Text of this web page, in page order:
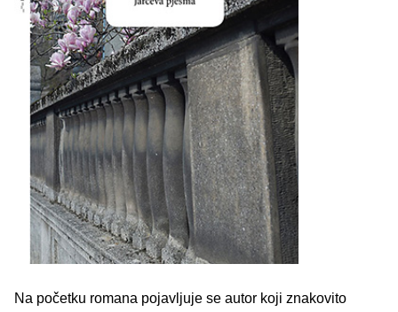
Na početku romana pojavljuje se autor koji znakovito